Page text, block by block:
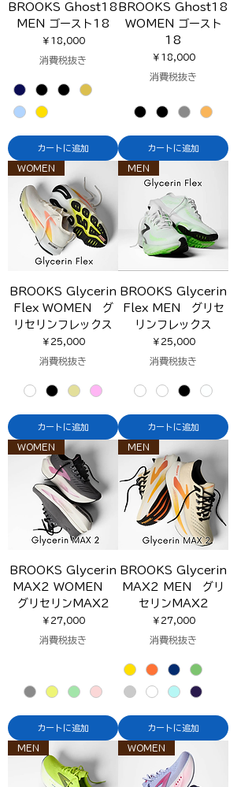
BROOKS Ghost18
MEN ゴースト18
価格
￥18,000
消費税抜き
カートに追加
BROOKS Ghost18
WOMEN ゴースト
18
価格
￥18,000
消費税抜き
カートに追加
WOMEN
BROOKS Glycerin
Flex WOMEN グ
リセリンフレックス
価格
￥25,000
消費税抜き
カートに追加
MEN
BROOKS Glycerin
Flex MEN グリセ
リンフレックス
価格
￥25,000
消費税抜き
カートに追加
WOMEN
BROOKS Glycerin
MAX2 WOMEN
グリセリンMAX2
価格
￥27,000
消費税抜き
カートに追加
MEN
BROOKS Glycerin
MAX2 MEN グリ
セリンMAX2
価格
￥27,000
消費税抜き
カートに追加
MEN WOMEN